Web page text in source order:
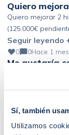
Sí, también
Utilizamos
Quiero
Quiero mejorar 2
(125.000€
pendiente) Altos
podría mejorar?
Seguir leyendo
0 0Hace 1 mes
Me gustaría
Me gustaría
0 0Hace 1 mes
compraventa